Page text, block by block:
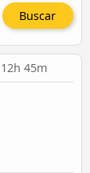
Buscar
12h 45m